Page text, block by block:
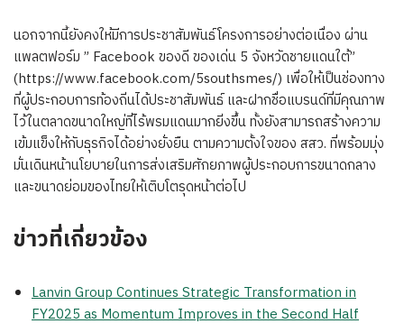
นอกจากนี้ยังคงให้มีการประชาสัมพันธ์โครงการอย่างต่อเนื่อง ผ่าน
แพลตฟอร์ม ” Facebook ของดี ของเด่น 5 จังหวัดชายแดนใต้”
(https://www.facebook.com/5southsmes/) เพื่อให้เป็นช่องทาง
ที่ผู้ประกอบการท้องถิ่นได้ประชาสัมพันธ์ และฝากชื่อแบรนด์ที่มีคุณภาพ
ไว้ในตลาดขนาดใหญ่ที่ไร้พรมแดนมากยิ่งขึ้น ทั้งยังสามารถสร้างความ
เข้มแข็งให้กับธุรกิจได้อย่างยั่งยืน ตามความตั้งใจของ สสว. ที่พร้อมมุ่ง
มั่นเดินหน้านโยบายในการส่งเสริมศักยภาพผู้ประกอบการขนาดกลาง
และขนาดย่อมของไทยให้เติบโตรุดหน้าต่อไป
ข่าวที่เกี่ยวข้อง
Lanvin Group Continues Strategic Transformation in
FY2025 as Momentum Improves in the Second Half